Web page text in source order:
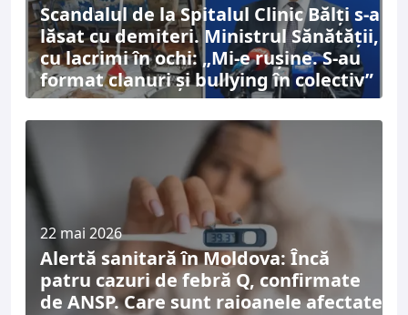
Scandalul de la Spitalul Clinic Bălți s-a
lăsat cu demiteri. Ministrul Sănătății,
cu lacrimi în ochi: „Mi-e rușine. S-au
format clanuri și bullying în colectiv”
22 mai 2026
Alertă sanitară în Moldova: Încă
patru cazuri de febră Q, confirmate
de ANSP. Care sunt raioanele afectate